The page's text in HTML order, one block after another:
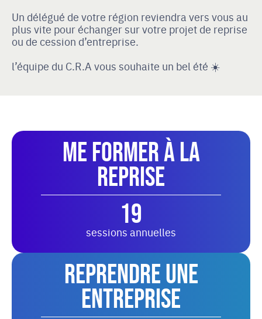
Un délégué de votre région reviendra vers vous au
plus vite pour échanger sur votre projet de reprise
ou de cession d’entreprise.
l’équipe du C.R.A vous souhaite un bel été ☀️
Me former à la
reprise
19
sessions annuelles
Reprendre une
entreprise